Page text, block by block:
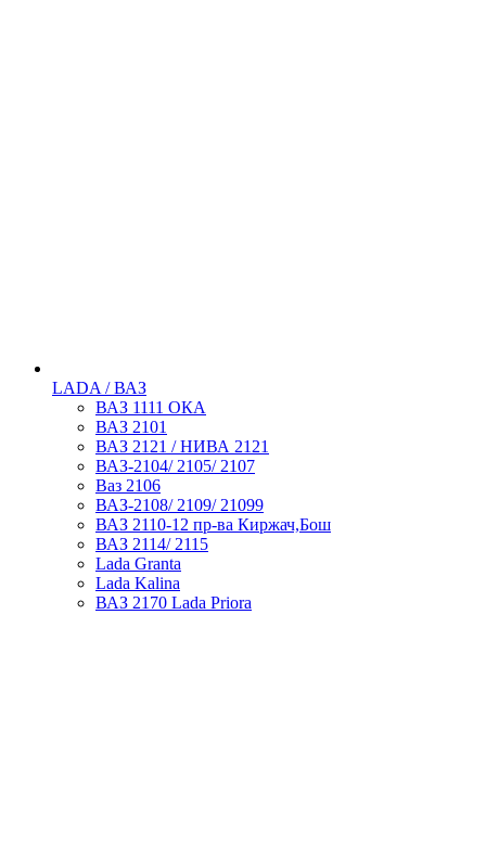
LADA / ВАЗ
ВАЗ 1111 ОКА
ВАЗ 2101
ВАЗ 2121 / НИВА 2121
ВАЗ-2104/ 2105/ 2107
Ваз 2106
ВАЗ-2108/ 2109/ 21099
ВАЗ 2110-12 пр-ва Киржач,Бош
ВАЗ 2114/ 2115
Lada Granta
Lada Kalina
ВАЗ 2170 Lada Priora